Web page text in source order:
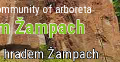
of arboreta
Žampach
Žampach